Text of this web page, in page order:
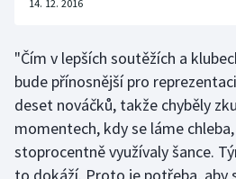
14. 12. 2016
"Čím v lepších soutěžích a
bude přínosnější pro
deset nováčků, takže chyběly
momentech, kdy se láme
stoprocentně využívaly šance.